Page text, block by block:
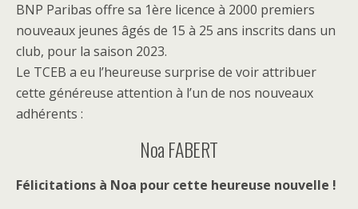
BNP Paribas offre sa 1ère licence à 2000 premiers
nouveaux jeunes âgés de 15 à 25 ans inscrits dans un
club, pour la saison 2023.
Le TCEB a eu l’heureuse surprise de voir attribuer
cette généreuse attention à l’un de nos nouveaux
adhérents :
Noa FABERT
Félicitations à Noa pour cette heureuse nouvelle !